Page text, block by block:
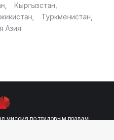
Кыргызстан
Туркменистан
Азия
миссия по трудовым правам